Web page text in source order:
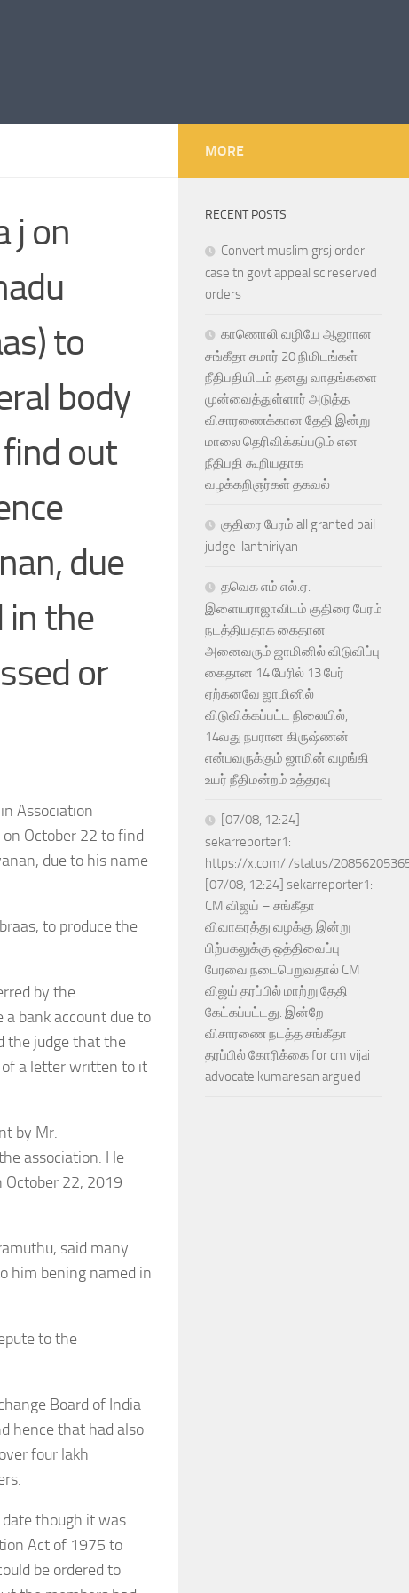
j on
to
body
out
due
in the
or
Association
October 22 to find
due to his name
to produce the
by the
bank account due to
the judge that the
of a letter written to it
by Mr.
association. He
October 22, 2019
said many
him bening named in
to the
Board of India
hence that had also
four lakh
though it was
Act of 1975 to
be ordered to
MORE
RECENT POSTS
Convert muslim grsj order
case tn govt appeal sc reserved
orders
காணொலி வழியே ஆஜரான
சங்கீதா சுமார் 20 நிமிடங்கள்
நீதிபதியிடம் தனது வாதங்களை
முன்வைத்துள்ளார் அடுத்த
விசாரணைக்கான தேதி இன்று
மாலை தெரிவிக்கப்படும் என
நீதிபதி கூறியதாக
வழக்கறிஞர்கள் தகவல்
குதிரை பேரம் all granted bail
judge ilanthiriyan
தவெக எம்.எல்.ஏ.
இளையராஜாவிடம் குதிரை பேரம்
நடத்தியதாக கைதான
அனைவரும் ஜாமினில் விடுவிப்பு
கைதான 14 பேரில் 13 பேர்
ஏற்கனவே ஜாமினில்
விடுவிக்கப்பட்ட நிலையில்,
14வது நபரான கிருஷ்ணன்
என்பவருக்கும் ஜாமின் வழங்கி
உயர் நீதிமன்றம் உத்தரவு
[07/08, 12:24]
sekarreporter1:
https://x.com/i/status/
[07/08, 12:24] sekarreporter1:
CM விஜய் – சங்கீதா
விவாகரத்து வழக்கு இன்று
பிற்பகலுக்கு ஒத்திவைப்பு
பேரவை நடைபெறுவதால் CM
விஜய் தரப்பில் மாற்று தேதி
கேட்கப்பட்டது. இன்றே
விசாரணை நடத்த சங்கீதா
தரப்பில் கோரிக்கை for cm vijai
advocate kumaresan argued